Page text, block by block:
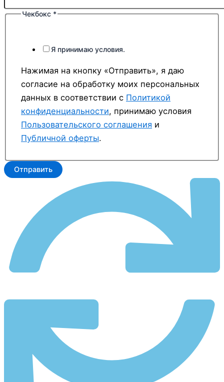
Чекбокс *
Я принимаю условия.
Нажимая на кнопку «Отправить», я даю
согласие на обработку моих персональных
данных в соответствии с Политикой
конфиденциальности, принимаю условия
Пользовательского соглашения и
Публичной оферты.
Отправить